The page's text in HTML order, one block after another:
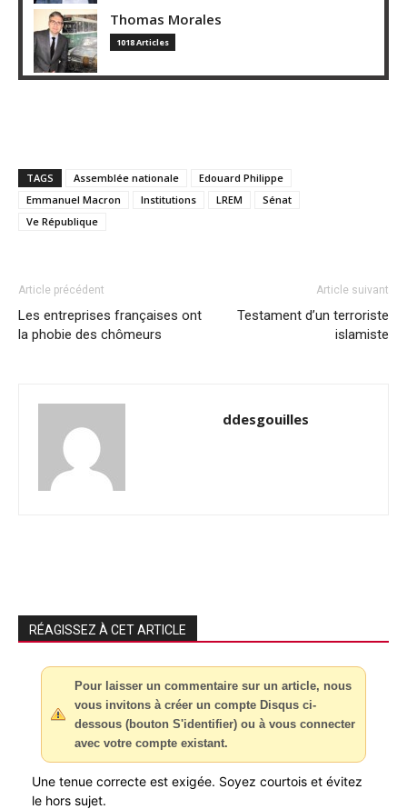
Thomas Morales
1018 Articles
TAGS Assemblée nationale
Edouard Philippe
Emmanuel Macron
Institutions LREM
Sénat
Ve République
Article précédent
Les entreprises françaises ont
la phobie des chômeurs
Article suivant
Testament d’un terroriste
islamiste
ddesgouilles
RÉAGISSEZ À CET ARTICLE
Pour laisser un commentaire sur un article, nous
vous invitons à créer un compte Disqus ci-
dessous (bouton S'identifier) ou à vous connecter
avec votre compte existant.
Une tenue correcte est exigée. Soyez courtois et évitez
le hors sujet.